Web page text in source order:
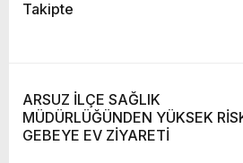
Takipte
ARSUZ İLÇE SAĞLIK
MÜDÜRLÜĞÜNDEN YÜKSEK
GEBEYE EV ZİYARETİ